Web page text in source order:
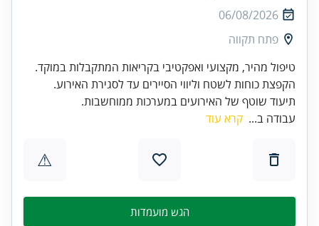
06/08/2026
פתח תקווה
תיעוד שוטף של האירועים במערכות ממוחשבות.
עבודה ב... קרא עוד
⚠
הגש מועמדות